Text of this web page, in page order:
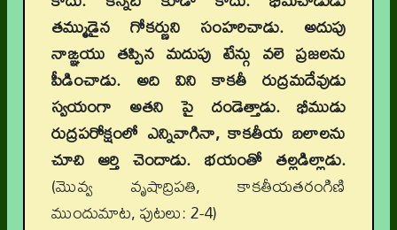
తమ్ముడైన గోకర్ణుని సంహరిచాడు. అదుపు
నాఙ్ఞయు తప్పిన మదుపు టేన్గు వలె ప్రజలను
పీడించాడు. అది విని కాకతీ రుద్రమదేవుడు
స్వయంగా అతని పై దండెత్తాడు. భీముడు
రుద్రపరోక్షంలో ఎన్నివాగినా, కాకతీయ బలాలను
చూచి ఆర్తి చెందాడు. భయంతో తల్లడిల్లాడు.
(మొవ్వ వృషాద్రిపతి, కాకతీయతరంగిణి
ముందుమాట, పుటలు: 2-4)